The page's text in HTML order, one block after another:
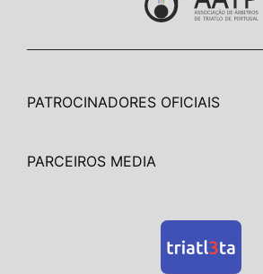
PATROCINADORES OFICIAIS
PARCEIROS MEDIA